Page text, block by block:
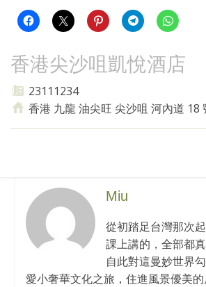
香港尖沙咀凱悅酒店
23111234
香港 九龍 油尖旺 尖沙咀 河內道 18
Miu
從初踏足台灣那次
課上講的，全部都
自此對這曼妙世界
愛小奢華文化之旅，住進風景優美